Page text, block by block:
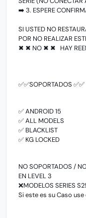
➡️ 3. ESPERE
SI USTED NO
POR NO REALIZAR
✖ ✖ NO ✖ ✖ HAY
✅✅SOPORTADOS ✅✅
✅ ANDROID 15
✅ ALL MODELS
✅ BLACKLIST
✅ KG LOCKED
NO SOPORTADOS /
EN LEVEL 3
❌MODELOS SERIES
Si este es su Caso